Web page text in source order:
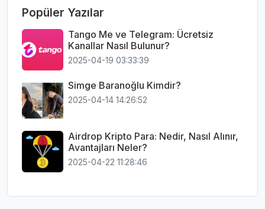
Popüler Yazılar
Tango Me ve Telegram: Ücretsiz
Kanallar Nasıl Bulunur?
2025-04-19 03:33:39
Simge Baranoğlu Kimdir?
2025-04-14 14:26:52
Airdrop Kripto Para: Nedir, Nasıl Alınır,
Avantajları Neler?
2025-04-22 11:28:46